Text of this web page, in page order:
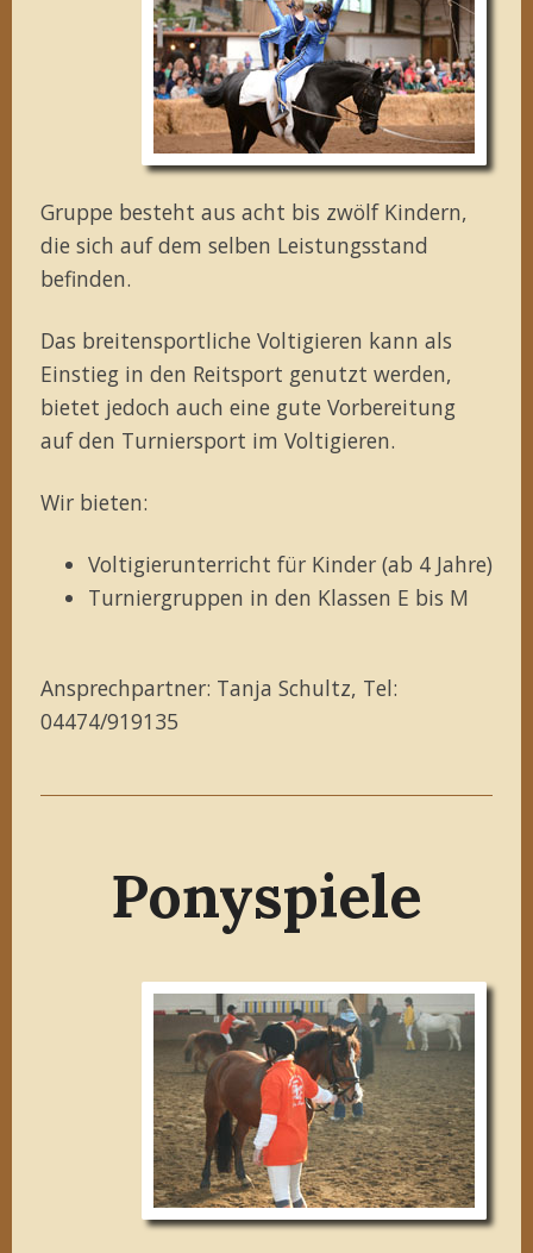
Gruppe besteht aus acht bis zwölf Kindern,
die sich auf dem selben Leistungsstand
befinden.
Das breitensportliche Voltigieren kann als
Einstieg in den Reitsport genutzt werden,
bietet jedoch auch eine gute Vorbereitung
auf den Turniersport im Voltigieren.
Wir bieten:
Voltigierunterricht für Kinder (ab 4 Jahre)
Turniergruppen in den Klassen E bis M
Ansprechpartner: Tanja Schultz, Tel:
04474/919135
Ponyspiele